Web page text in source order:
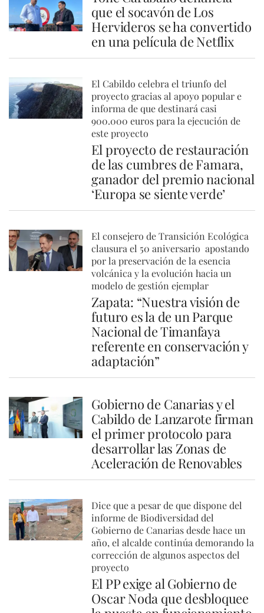
que el socavón de Los
Hervideros se ha convertido
en una película de Netflix
El Cabildo celebra el triunfo del
proyecto gracias al apoyo popular e
informa de que destinará casi
900.000 euros para la ejecución de
este proyecto
El proyecto de restauración
de las cumbres de Famara,
ganador del premio nacional
‘Europa se siente verde’
El consejero de Transición Ecológica
clausura el 50 aniversario apostando
por la preservación de la esencia
volcánica y la evolución hacia un
modelo de gestión ejemplar
Zapata: “Nuestra visión de
futuro es la de un Parque
Nacional de Timanfaya
referente en conservación y
adaptación”
Gobierno de Canarias y el
Cabildo de Lanzarote firman
el primer protocolo para
desarrollar las Zonas de
Aceleración de Renovables
Dice que a pesar de que dispone del
informe de Biodiversidad del
Gobierno de Canarias desde hace un
año, el alcalde continúa demorando la
corrección de algunos aspectos del
proyecto
El PP exige al Gobierno de
Oscar Noda que desbloquee